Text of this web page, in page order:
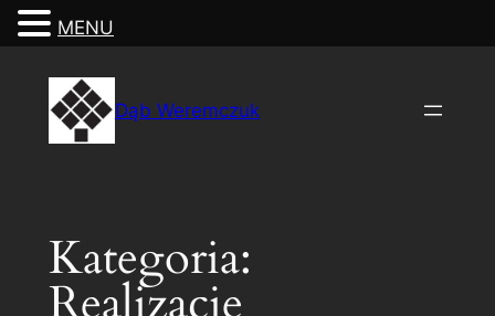
Dąb Weremczuk
Kategoria:
Realizacje
MENU